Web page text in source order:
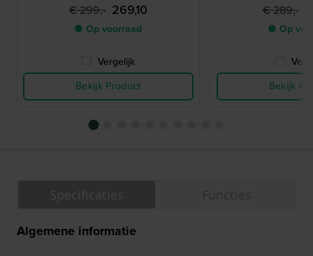
€ 299,- 269,10
● Op voorraad
Vergelijk
Bekijk Product
€ 289,-
● Op
Bekijk
Algemene informatie